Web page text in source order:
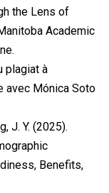
the Lens of
Academic
plagiat à
avec Mónica Soto
J. Y. (2025).
Benefits,